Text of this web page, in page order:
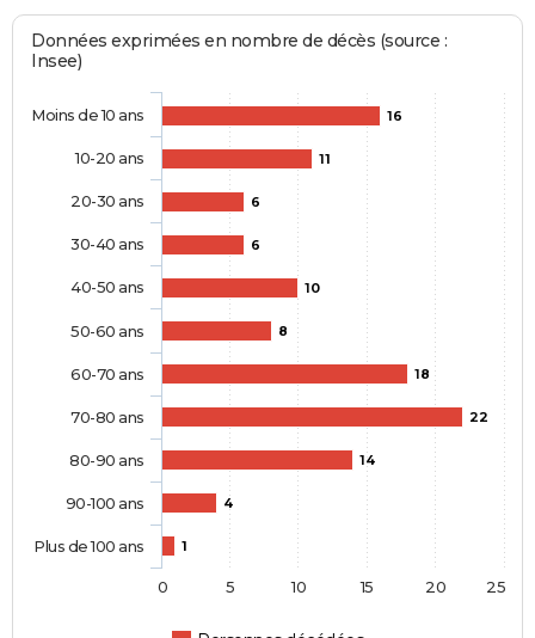
Données exprimées en nombre de décès (source :
Insee)
16
11
6
6
10
8
18
22
14
4
1
Moins de 10 ans
10-20 ans
20-30 ans
30-40 ans
40-50 ans
50-60 ans
60-70 ans
70-80 ans
80-90 ans
90-100 ans
Plus de 100 ans
0 5 10 15 20 25